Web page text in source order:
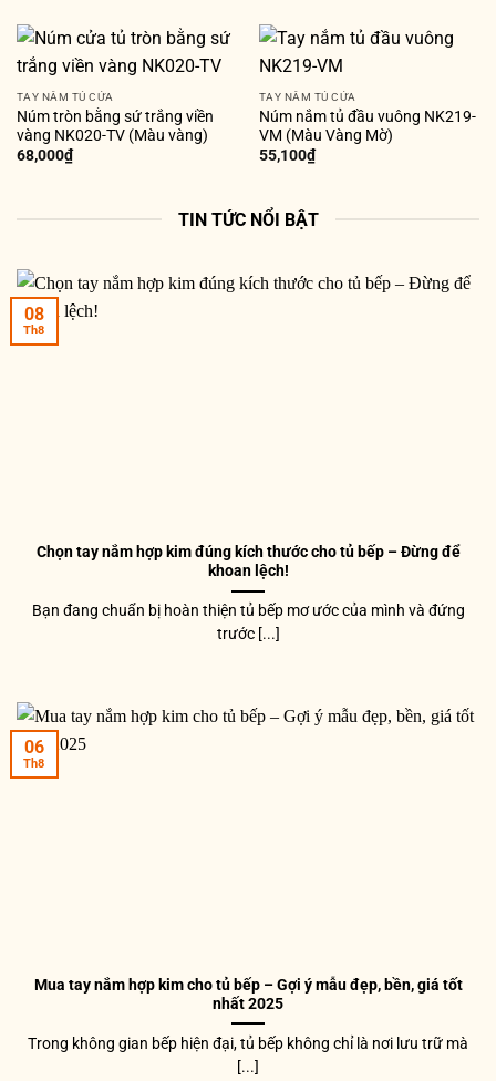
TAY NẮM TỦ CỬA
Núm tròn bằng sứ trắng viền
vàng NK020-TV (Màu vàng)
68,000₫
TAY NẮM TỦ CỬA
Núm nắm tủ đầu vuông NK219-
VM (Màu Vàng Mờ)
55,100₫
TIN TỨC NỔI BẬT
Chọn tay nắm hợp kim đúng kích thước cho tủ bếp – Đừng để
khoan lệch!
Bạn đang chuẩn bị hoàn thiện tủ bếp mơ ước của mình và đứng
trước [...]
08
Th8
Mua tay nắm hợp kim cho tủ bếp – Gợi ý mẫu đẹp, bền, giá tốt
nhất 2025
Trong không gian bếp hiện đại, tủ bếp không chỉ là nơi lưu trữ mà
[...]
06
Th8